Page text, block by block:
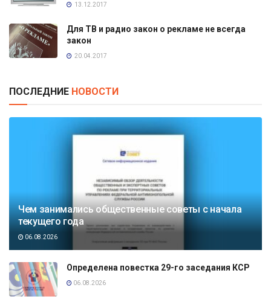
13.12.2017
Для ТВ и радио закон о рекламе не всегда
закон
20.04.2017
ПОСЛЕДНИЕ НОВОСТИ
Чем занимались общественные советы с начала
текущего года
06.08.2026
Определена повестка 29-го заседания КСР
06.08.2026